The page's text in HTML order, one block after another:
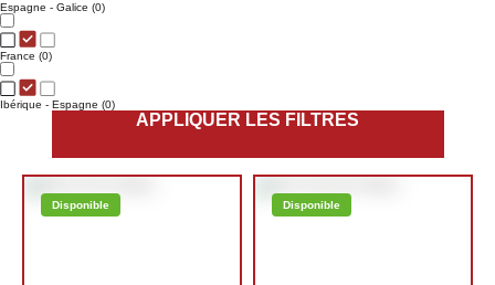
Espagne - Galice (0)
France (0)
Ibérique - Espagne (0)
APPLIQUER LES FILTRES
Disponible Disponible